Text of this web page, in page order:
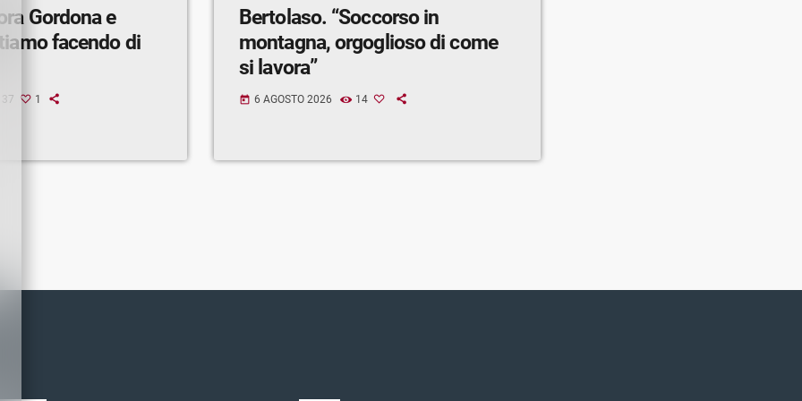
Gordona e
facendo di
37 1
Bertolaso. “Soccorso in
montagna, orgoglioso di come
si lavora”
today 6 AGOSTO 2026 14